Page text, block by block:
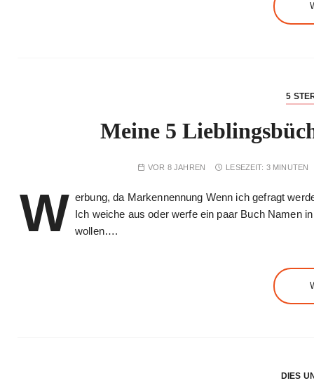
5
Meine 5
VOR 8 JAHREN LESEZEIT: 3 MINUTEN
W erbung, da Markennennung Wenn ich gefragt
Ich weiche aus oder werfe ein paar Buch Namen
wollen….
DIES